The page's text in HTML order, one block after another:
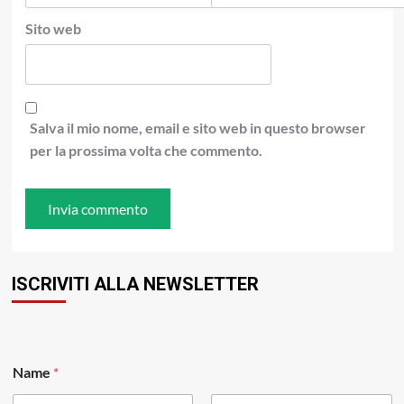
Sito web
Salva il mio nome, email e sito web in questo browser
per la prossima volta che commento.
ISCRIVITI ALLA NEWSLETTER
a
m
Name *